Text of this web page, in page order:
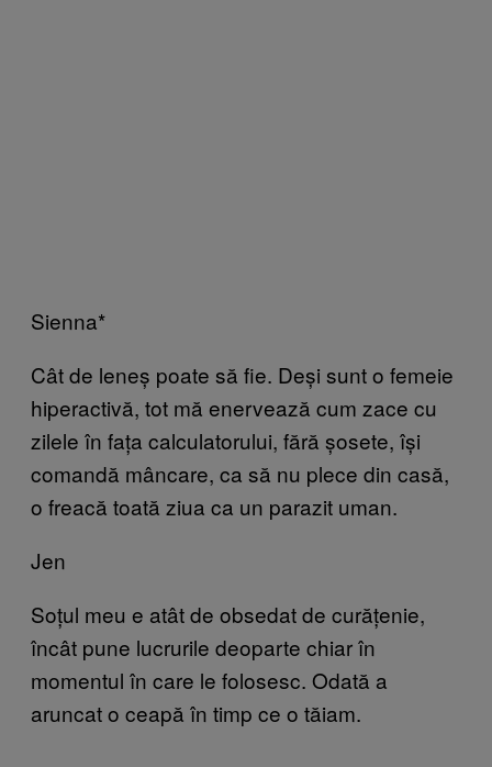
Sienna*
Cât de leneș poate să fie. Deși sunt o femeie
hiperactivă, tot mă enervează cum zace cu
zilele în fața calculatorului, fără șosete, își
comandă mâncare, ca să nu plece din casă,
o freacă toată ziua ca un parazit uman.
Jen
Soțul meu e atât de obsedat de curățenie,
încât pune lucrurile deoparte chiar în
momentul în care le folosesc. Odată a
aruncat o ceapă în timp ce o tăiam.